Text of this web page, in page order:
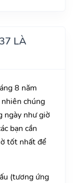
LÀ
8 năm
chúng
ngày như giờ
bạn cần
tốt nhất để
(tương ứng